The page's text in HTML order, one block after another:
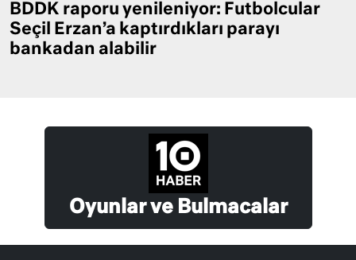
BDDK raporu yenileniyor: Futbolcular
Seçil Erzan’a kaptırdıkları parayı
bankadan alabilir
Oyunlar ve Bulmacalar